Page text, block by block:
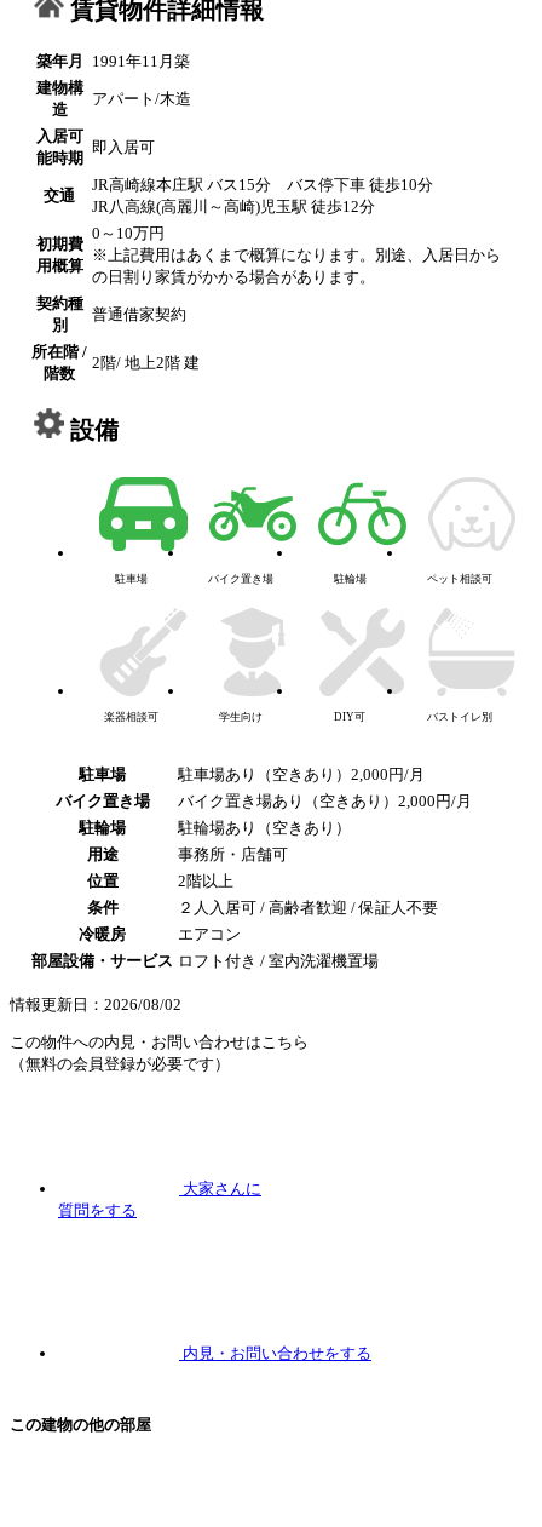
賃貸物件詳細情報
築年月
1991年11月築
建物構
造
アパート/木造
入居可
能時期
即入居可
交通
JR高崎線本庄駅 バス15分 バス停下車 徒歩10分
JR八高線(高麗川～高崎)児玉駅 徒歩12分
初期費
用概算
0～10万円
※上記費用はあくまで概算になります。別途、入居日から
の日割り家賃がかかる場合があります。
契約種
別
普通借家契約
所在階 /
階数
2階/ 地上2階 建
設備
駐車場 バイク置き場 駐輪場 ペット相談可
楽器相談可 学生向け DIY可 バストイレ別
駐車場
駐車場あり（空きあり）2,000円/月
バイク置き場
バイク置き場あり（空きあり）2,000円/月
駐輪場
駐輪場あり（空きあり）
用途
事務所・店舗可
位置
2階以上
条件
２人入居可 / 高齢者歓迎 / 保証人不要
冷暖房
エアコン
部屋設備・サービス ロフト付き / 室内洗濯機置場
情報更新日：2026/08/02
この物件への内見・お問い合わせはこちら
（無料の会員登録が必要です）
大家さんに
質問をする
内見 ・お問い合わせをする
この建物の他の部屋